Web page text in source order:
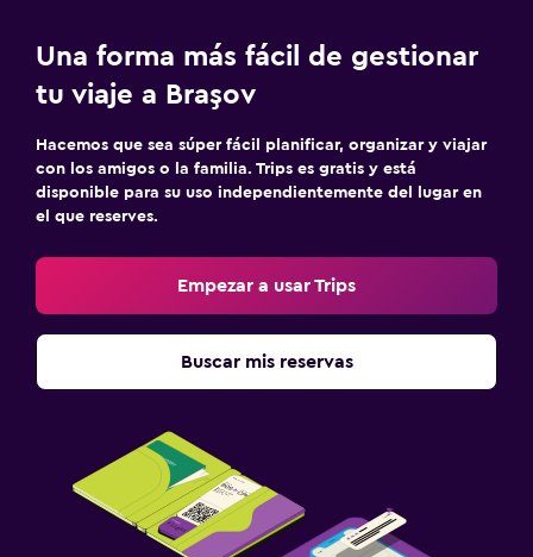
Una forma más fácil de gestionar
tu viaje a Braşov
Hacemos que sea súper fácil planificar, organizar y viajar
con los amigos o la familia. Trips es gratis y está
disponible para su uso independientemente del lugar en
el que reserves.
Empezar a usar Trips
Buscar mis reservas